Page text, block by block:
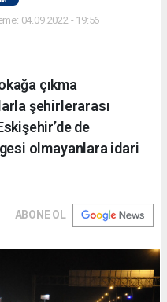
04.09.2022 - 19:56
çıkma
şehirlerarası
de
olmayanlara idari
ABONE OL